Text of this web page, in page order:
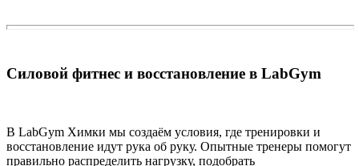
Силовой фитнес и восстановление в LabGym
В LabGym Химки мы создаём условия, где тренировки и
восстановление идут рука об руку. Опытные тренеры помогут
правильно распределить нагрузку, подобрать